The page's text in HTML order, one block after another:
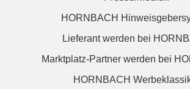
HORNBACH
Lieferant werden bei
Marktplatz-Partner werden bei
HORNBACH